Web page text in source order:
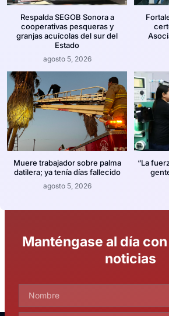
Respalda SEGOB Sonora a
cooperativas pesqueras y
granjas acuícolas del sur del
Estado
agosto 5, 2026
Muere trabajador sobre palma
datilera; ya tenía días fallecido
agosto 5, 2026
“La
Manténgase al día
noticias